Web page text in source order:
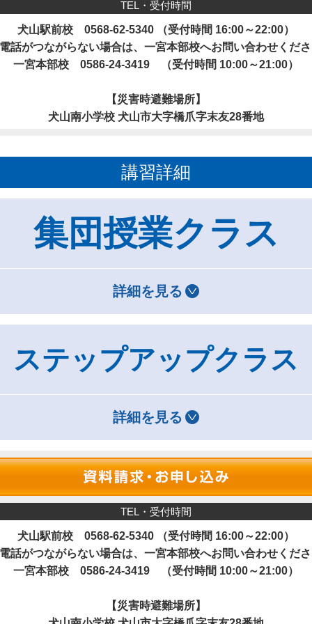
TEL・受付時間
犬山駅前校 0568-62-5340 （受付時間 16:00～22:00）
話がつながらない場合は、一宮本部校へお問い合わせくだ
一宮本部校 0586-24-3419 （受付時間 10:00～21:00）
【災害時避難場所】
犬山南小学校 犬山市大字橋爪字末友28番地
講習詳細
集団授業クラス
詳細を見る
ステップアップクラス
詳細を見る
TEL・受付時間
犬山駅前校 0568-62-5340 （受付時間 16:00～22:00）
話がつながらない場合は、一宮本部校へお問い合わせくだ
一宮本部校 0586-24-3419 （受付時間 10:00～21:00）
【災害時避難場所】